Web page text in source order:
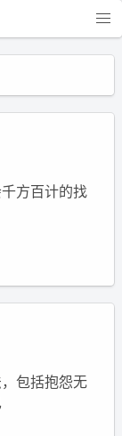
方百计的找
包括抱怨无